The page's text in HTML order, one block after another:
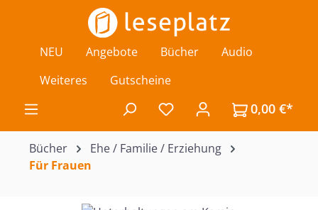
Zum Hauptinhalt springen
NEU Angebote Bücher
Audio
Weiteres
Gutscheine
Du hast 0 Produkte auf
0,00 €*
Bücher
Ehe / Familie / Erziehung
Für Frauen
Bildergalerie überspringen